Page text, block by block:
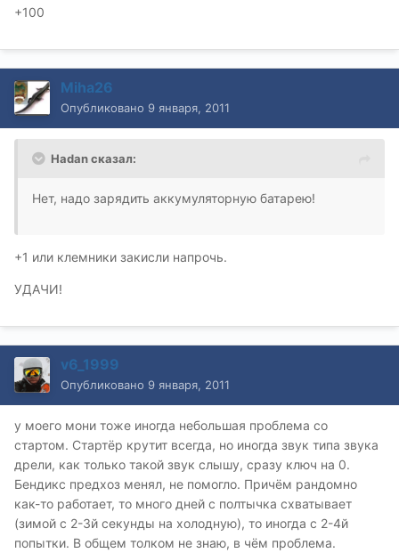
+100
Miha26
Опубликовано 9 января, 2011
Hadan сказал:
Нет, надо зарядить аккумуляторную батарею!
+1 или клемники закисли напрочь.
УДАЧИ!
v6_1999
Опубликовано 9 января, 2011
у моего мони тоже иногда небольшая проблема со
стартом. Стартёр крутит всегда, но иногда звук типа звука
дрели, как только такой звук слышу, сразу ключ на 0.
Бендикс предхоз менял, не помогло. Причём рандомно
как-то работает, то много дней с полтычка схватывает
(зимой с 2-3й секунды на холодную), то иногда с 2-4й
попытки. В общем толком не знаю, в чём проблема.